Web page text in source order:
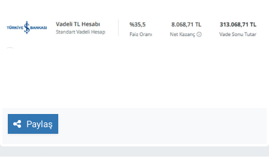
Paylaş